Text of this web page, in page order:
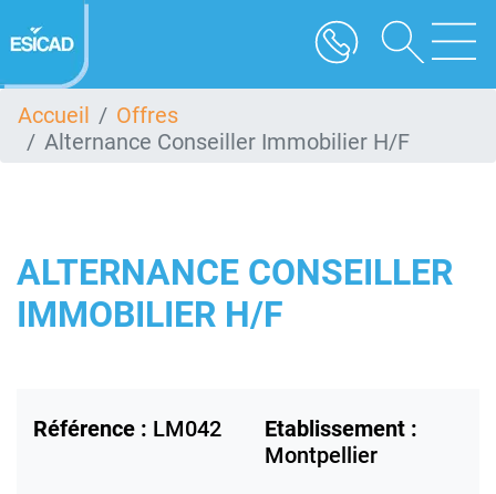
au
contenu
Accueil
Offres
Alternance Conseiller Immobilier H/F
ALTERNANCE CONSEILLER
IMMOBILIER H/F
Référence : LM042
Etablissement :
Montpellier